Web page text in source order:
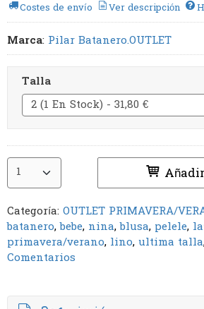
Costes de envío Ver descripción
Marca: Pilar Batanero.OUTLET
Talla
Categoría: OUTLET PRIMAVERA/
batanero bebe nina blusa pelele
primavera/verano lino ultima talla
Comentarios